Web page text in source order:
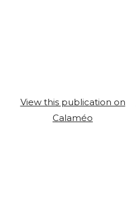
View this publication on
Calaméo